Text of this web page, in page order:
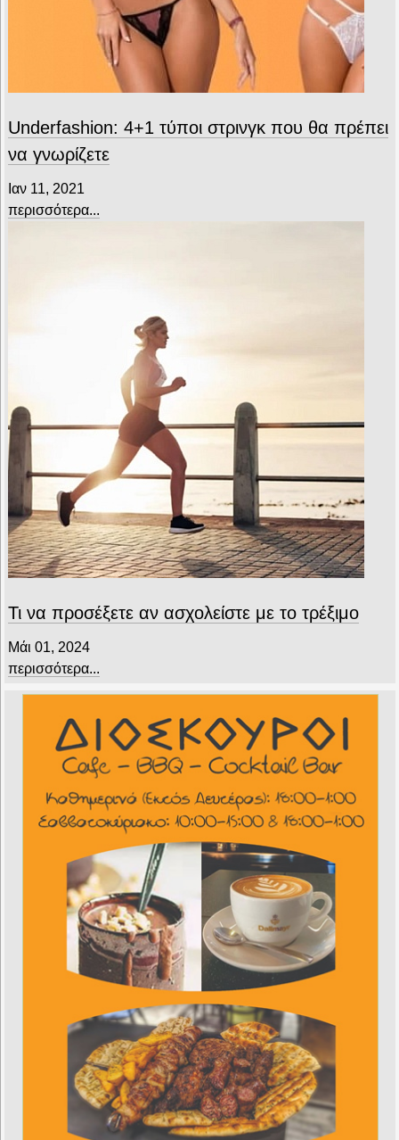
Underfashion: 4+1 τύποι στρινγκ που θα πρέπει
να γνωρίζετε
Ιαν 11, 2021
περισσότερα...
Τι να προσέξετε αν ασχολείστε με το τρέξιμο
Μάι 01, 2024
περισσότερα...